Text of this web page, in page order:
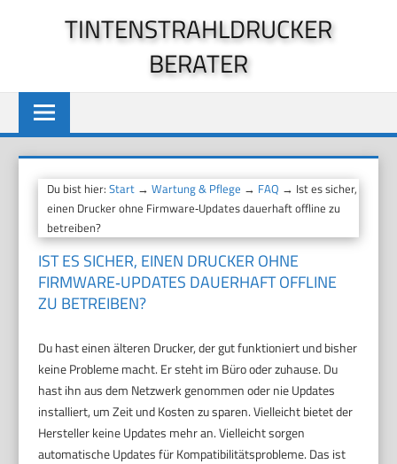
TINTENSTRAHLDRUCKER
BERATER
Du bist hier:Start →Wartung & Pflege → FAQ → Ist es sicher,
einen Drucker ohne Firmware‑Updates dauerhaft offline zu
betreiben?
IST ES SICHER, EINEN DRUCKER OHNE
FIRMWARE‑UPDATES DAUERHAFT OFFLINE
ZU BETREIBEN?
Du hast einen älteren Drucker, der gut funktioniert und bisher
keine Probleme macht. Er steht im Büro oder zuhause. Du
hast ihn aus dem Netzwerk genommen oder nie Updates
installiert, um Zeit und Kosten zu sparen. Vielleicht bietet der
Hersteller keine Updates mehr an. Vielleicht sorgen
automatische Updates für Kompatibilitätsprobleme. Das ist